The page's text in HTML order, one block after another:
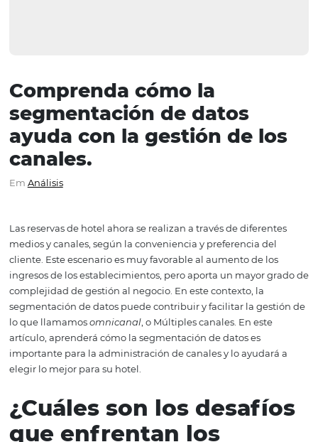
Comprenda cómo la
segmentación de datos
ayuda con la gestión de
canales.
EmAnálisis
Las reservas de hotel ahora se realizan a través de
medios y canales, según la conveniencia y preferencia
cliente. Este escenario es muy favorable al aumento de
ingresos de los establecimientos, pero aporta un mayor
complejidad de gestión al negocio. En este contexto, la
lo que llamamos omnicanal, o Múltiples canales. En
artículo, aprenderá cómo la segmentación de datos es